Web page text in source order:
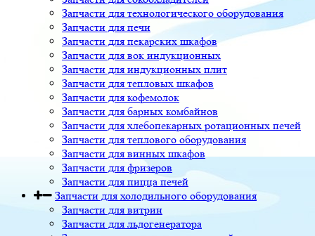
Запчасти для технологического оборудования
Запчасти для печи
Запчасти для пекарских шкафов
Запчасти для вок индукционных
Запчасти для индукционных плит
Запчасти для тепловых шкафов
Запчасти для кофемолок
Запчасти для барных комбайнов
Запчасти для хлебопекарных ротационных печей
Запчасти для теплового оборудования
Запчасти для винных шкафов
Запчасти для фризеров
Запчасти для пицца печей
Запчасти для холодильного оборудования
Запчасти для витрин
Запчасти для льдогенератора